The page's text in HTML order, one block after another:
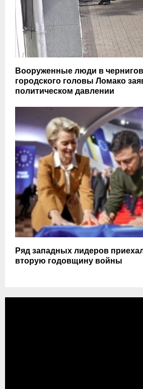
Вооруженные люди в
городского головы Ломако
политическом давлении
Ряд западных лидеров
вторую годовщину войны